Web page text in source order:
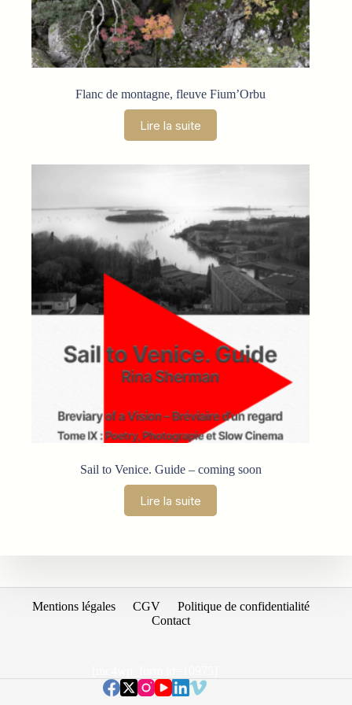
Flanc de montagne, fleuve Fium’Orbu
Lire la suite
Sail to Venice. Guide – coming soon
Lire la suite
Mentions légales CGV
Politique de confidentialité
Contact